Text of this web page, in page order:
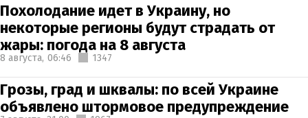
Похолодание идет в Украину, но
некоторые регионы будут страдать от
жары: погода на 8 августа
8 августа, 06:46 1347
Грозы, град и шквалы: по всей Украине
объявлено штормовое предупреждение